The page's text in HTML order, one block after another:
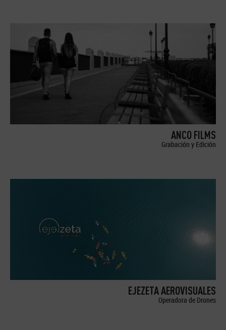
ANCO FILMS
Grabación y Edición
EJEZETA AEROVISUALES
Operadora de Drones